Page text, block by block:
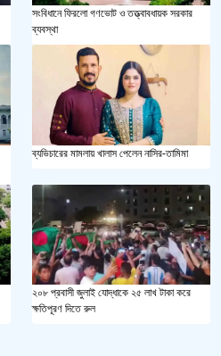
সংবিধানে ফিরলো গণভোট ও তত্ত্বাবধায়ক সরকার
ব্যবস্থা
ব্যভিচারের মামলায় খালাস পেলেন নাসির-তামিমা
২০৮ প্রবাসী জুলাই যোদ্ধাকে ২৫ লাখ টাকা করে
ক্ষতিপূরণ দিতে রুল